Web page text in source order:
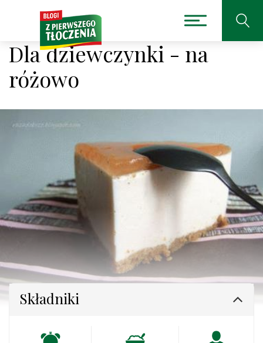
Dla dziewczynki - na
różowo
Składniki